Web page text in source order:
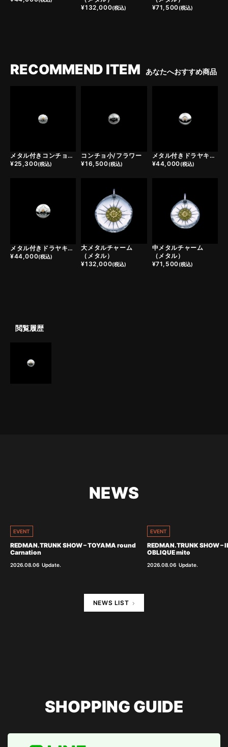
¥132,000(税込)
¥71,500(税込)
RECOMMEND ITEM あなたへおすすめ商品
メタル付きコンチョ小/カクタスフラワー
¥25,300(税込)
コンチョ小/フラワー
¥16,500(税込)
メタル付きドラヤキコンチョ/ホースシュー
¥44,000(税込)
メタル付きドラヤキコンチョ/スター
¥44,000(税込)
大メタルチャーム
（メタル）
¥132,000(税込)
中メタルチャーム
（メタル）
¥71,500(税込)
閲覧履歴
NEWS
EVENT
REDMAN.TRUNK SHOW – TOYAMA round
Carnation
2026.08.06 Update.
EVENT
REDMAN.TRUNK SHOW
OBLIQUE mito
2026.08.06 Update.
NEWS LIST
SHOPPING GUIDE